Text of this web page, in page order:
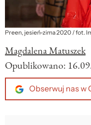
Preen, jesień-zima 2020 / fot.
Magdalena Matuszek
Opublikowano:
Obserwuj nas w